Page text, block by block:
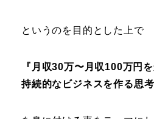
というのを目的とした上で
『月収30万〜月収100万円
持続的なビジネスを作る思考